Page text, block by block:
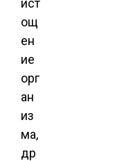
ист
ощ
ен
ие
орг
ан
из
ма,
др